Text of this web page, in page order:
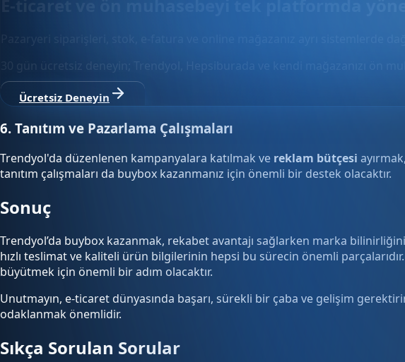
Ücretsiz Deneyin
6. Tanıtım ve Pazarlama Çalışmaları
Trendyol'da düzenlenen kampanyalara katılmak ve reklam bütçesi
tanıtım çalışmaları da buybox kazanmanız için önemli bir destek olacaktır.
Sonuç
Trendyol’da buybox kazanmak, rekabet avantajı sağlarken marka
hızlı teslimat ve kaliteli ürün bilgilerinin hepsi bu sürecin önemli
büyütmek için önemli bir adım olacaktır.
Unutmayın, e-ticaret dünyasında başarı, sürekli bir çaba ve gelişim
odaklanmak önemlidir.
Sıkça Sorulan Sorular